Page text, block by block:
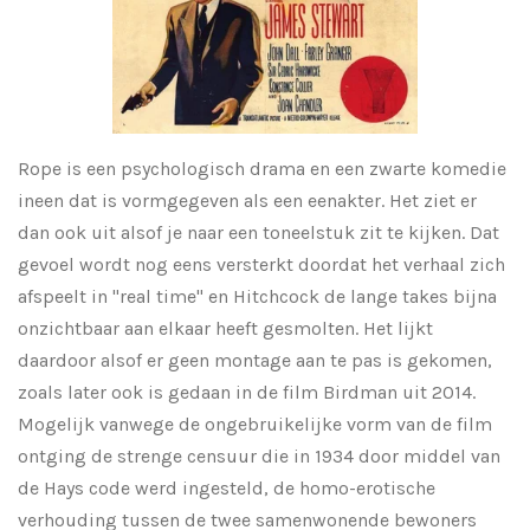
Rope is een psychologisch drama en een zwarte komedie
ineen dat is vormgegeven als een eenakter. Het ziet er
dan ook uit alsof je naar een toneelstuk zit te kijken. Dat
gevoel wordt nog eens versterkt doordat het verhaal zich
afspeelt in "real time" en Hitchcock de lange takes bijna
onzichtbaar aan elkaar heeft gesmolten. Het lijkt
daardoor alsof er geen montage aan te pas is gekomen,
zoals later ook is gedaan in de film Birdman uit 2014.
Mogelijk vanwege de ongebruikelijke vorm van de film
ontging de strenge censuur die in 1934 door middel van
de Hays code werd ingesteld, de homo-erotische
verhouding tussen de twee samenwonende bewoners